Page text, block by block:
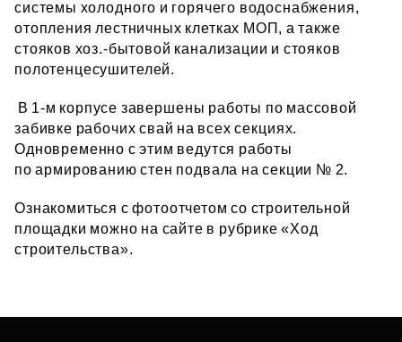
системы холодного и горячего водоснабжения,
отопления лестничных клетках МОП, а также
стояков хоз.-бытовой канализации и стояков
полотенцесушителей.
В 1‑м корпусе завершены работы по массовой
забивке рабочих свай на всех секциях.
Одновременно с этим ведутся работы
по армированию стен подвала на секции № 2.
Ознакомиться с фотоотчетом со строительной
площадки можно на сайте в рубрике «Ход
строительства».